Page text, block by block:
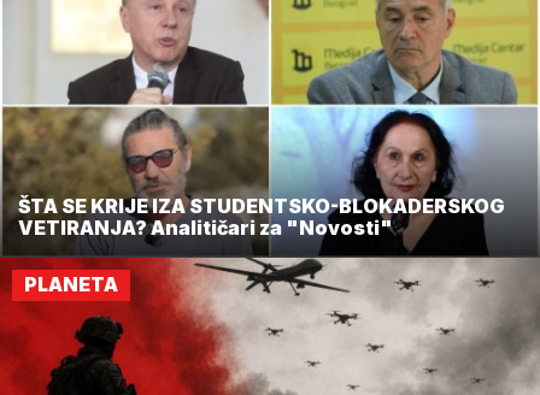
ŠTA SE KRIJE IZA STUDENTSKO-BLOKADERSKOG
VETIRANJA? Analitičari za "Novosti"
PLANETA